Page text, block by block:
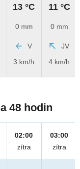
13 °C
0 mm
V
3 km/h
11 °C
0 mm
JV
4 km/h
48 hodin
02:00
zítra
03:00
zítra